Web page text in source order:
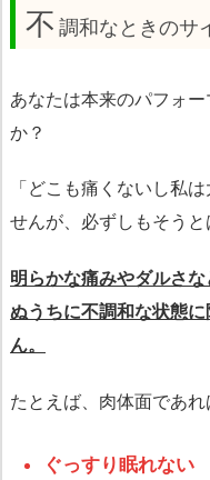
不 調和なときのサ
あなたは本来のパフォ
か？
「どこも痛くないし私
せんが、必ずしもそうと
明らかな痛みやダルさ
ぬうちに不調和な状態
ん。
たとえば、肉体面であれ
ぐっすり眠れない